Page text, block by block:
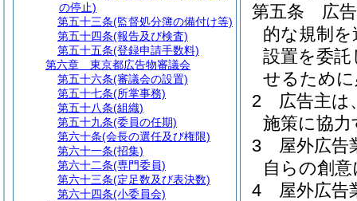
第五条
広
的な規制
設置を委
せるため
2
広告主は
施策に協
3
屋外広告
自らの創
4
屋外広告
の停止)
第五十三条(監督処分簿の備付け等)
第五十四条(報告及び検査)
第五十五条(登録申請手数料)
第六章
東京都広告物審議会
第五十六条(審議会の設置)
第五十七条(所掌事務)
第五十八条(組織)
第五十九条(委員の任期)
第六十条(会長の選任及び権限)
第六十一条(招集)
第六十二条(専門委員)
第六十三条(定足数及び表決数)
第六十四条(小委員会)